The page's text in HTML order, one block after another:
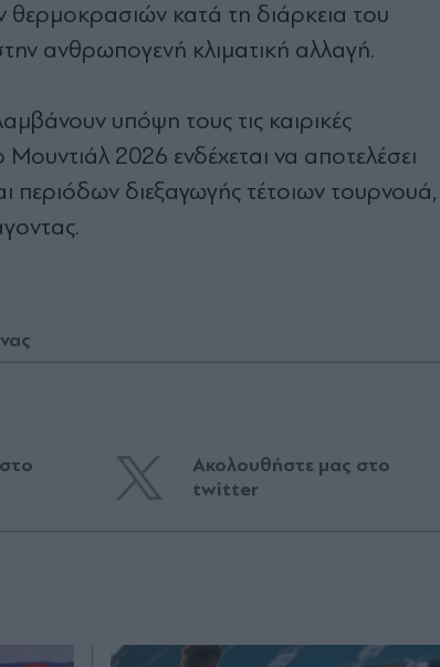
θερμοκρασιών κατά τη διάρκεια του
ανθρωπογενή κλιματική αλλαγή.
υπόψη τους τις καιρικές
2026 ενδέχεται να αποτελέσει
περιόδων διεξαγωγής τέτοιων τουρνουά,
Ακολουθήστε μας στο
twitter